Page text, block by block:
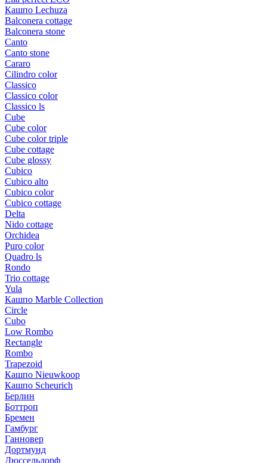
Кашпо Lechuza
Balconera cottage
Balconera stone
Canto
Canto stone
Cararo
Cilindro color
Classico
Classico color
Classico ls
Cube
Cube color
Cube color triple
Cube cottage
Cube glossy
Cubico
Cubico alto
Cubico color
Cubico cottage
Delta
Nido cottage
Orchidea
Puro color
Quadro ls
Rondo
Trio cottage
Yula
Кашпо Marble Collection
Circle
Cubo
Low Rombo
Rectangle
Rombo
Trapezoid
Кашпо Nieuwkoop
Кашпо Scheurich
Берлин
Боттроп
Бремен
Гамбург
Ганновер
Дортмунд
Дюссельдорф